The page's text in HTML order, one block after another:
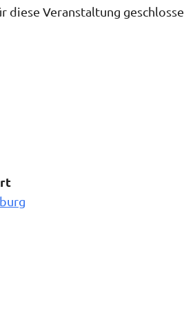
diese Veranstaltung